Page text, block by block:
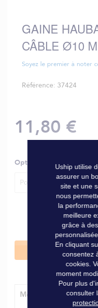
of
the
images
GAINE
CÂBLE Ø10
Soyez le premier à noter
Référence 37424
11,80 €
Options
Pour câble Ø 10 mm
Modes de livraison
Uship utilise
assurer un
site et une
nous
la
meilleure
grâce à
En cliquant
consentez
cookies.
moment
Pour plus
consulter